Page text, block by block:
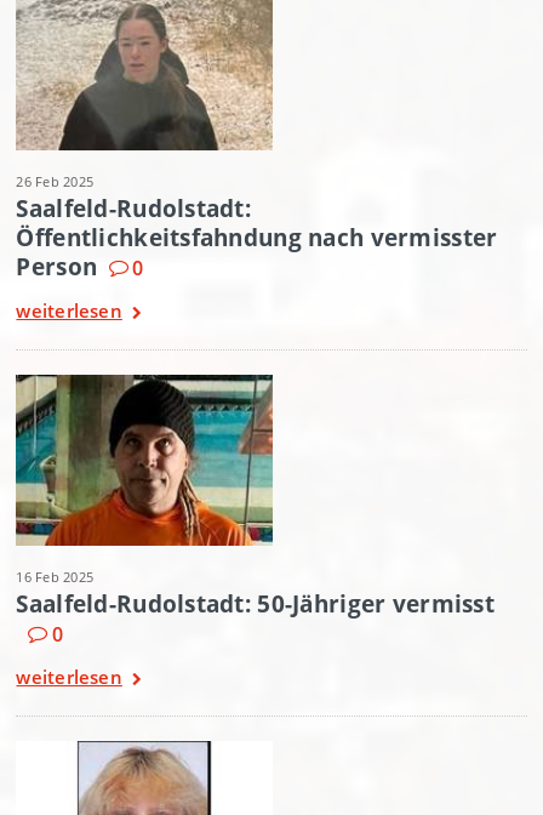
26 Feb 2025
Saalfeld-Rudolstadt:
Öffentlichkeitsfahndung nach vermisster
Person
0
weiterlesen
16 Feb 2025
Saalfeld-Rudolstadt: 50-Jähriger vermisst
0
weiterlesen